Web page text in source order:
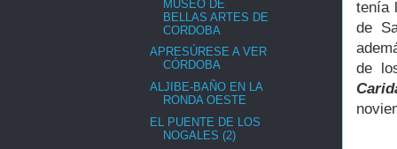
tenía
de
de
MUSEO DE
BELLAS ARTES DE
CORDOBA
APRESÚRESE A VER
CÓRDOBA
ALJIBE-BAÑO EN LA
RONDA OESTE
EL PUENTE DE LOS
NOGALES (2)